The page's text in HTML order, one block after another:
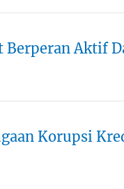
Berperan Aktif
Korupsi